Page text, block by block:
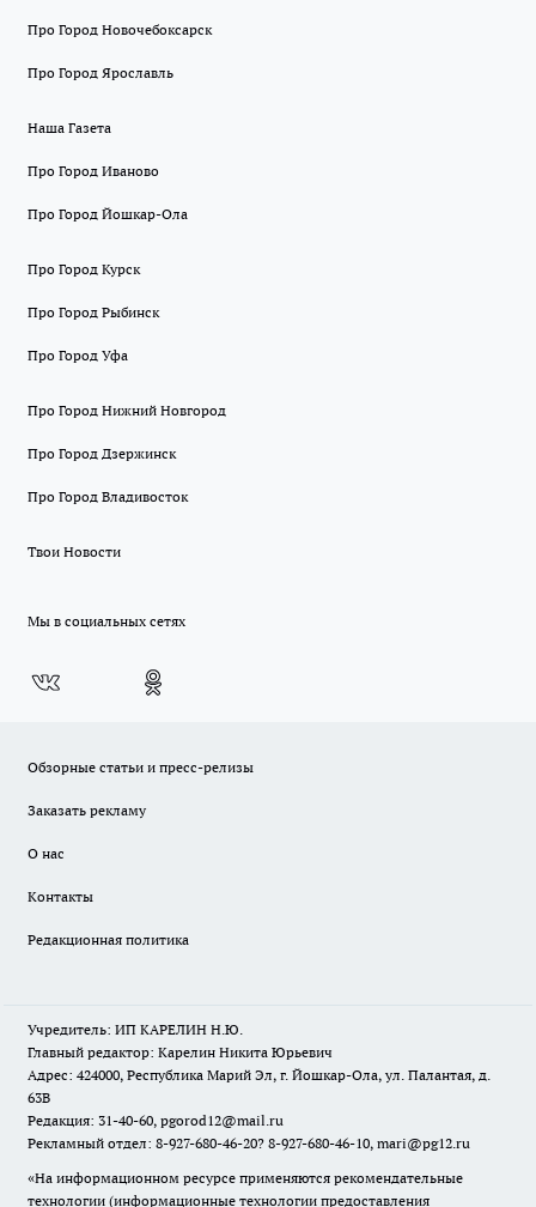
Про Город Новочебоксарск
Про Город Ярославль
Наша Газета
Про Город Иваново
Про Город Йошкар-Ола
Про Город Курск
Про Город Рыбинск
Про Город Уфа
Про Город Нижний Новгород
Про Город Дзержинск
Про Город Владивосток
Твои Новости
Мы в социальных сетях
Обзорные статьи и пресс-релизы
Заказать рекламу
О нас
Контакты
Редакционная политика
Учредитель: ИП КАРЕЛИН Н.Ю.
Главный редактор: Карелин Никита Юрьевич
Адрес: 424000, Республика Марий Эл, г. Йошкар-Ола, ул. Палантая, д.
63В
Редакция: 31-40-60, pgorod12@mail.ru
Рекламный отдел: 8-927-680-46-20? 8-927-680-46-10, mari@pg12.ru
«На информационном ресурсе применяются рекомендательные
технологии (информационные технологии предоставления